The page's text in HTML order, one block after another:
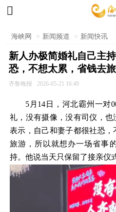

海峡网 > 新闻频道 > 新闻快讯
新人办极简婚礼自己主
恐，不想太累，省钱去
齐鲁晚报 2026-05-21 16:49
5月14日，河北霸州一对
礼，没有摄像，没有司仪，
表示，自己和妻子都很社恐
旅游，所以就想办一场省事
持。他说当天只保留了接亲仪